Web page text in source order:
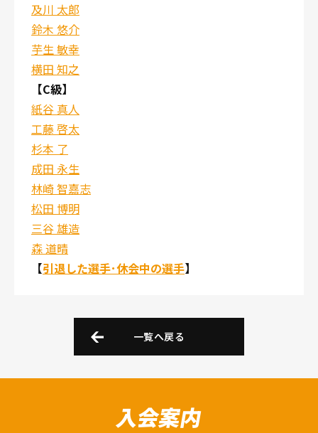
及川 太郎
鈴木 悠介
芋生 敏幸
横田 知之
【C級】
紙谷 真人
工藤 啓太
杉本 了
成田 永生
林崎 智嘉志
松田 博明
三谷 雄造
森 道晴
【引退した選手･休会中の選手】
一覧へ戻る
入会案内